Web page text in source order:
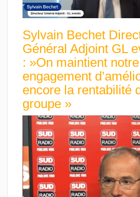
Sylvain Bechet
Général Adjoint GL
: »On maintient notre
engagement
encore la rentabilité
groupe »